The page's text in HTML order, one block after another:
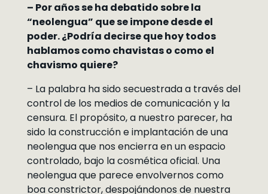
– Por años se ha debatido sobre la
“neolengua” que se impone desde el
poder. ¿Podría decirse que hoy todos
hablamos como chavistas o como el
chavismo quiere?
– La palabra ha sido secuestrada a través del
control de los medios de comunicación y la
censura. El propósito, a nuestro parecer, ha
sido la construcción e implantación de una
neolengua que nos encierra en un espacio
controlado, bajo la cosmética oficial. Una
neolengua que parece envolvernos como
boa constrictor, despojándonos de nuestra